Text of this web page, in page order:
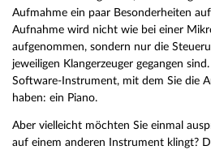
Aufmahme ein paar Besonderheiten
Aufnahme wird nicht wie bei einer
aufgenommen, sondern nur die
jeweiligen Klangerzeuger gegangen
Software-Instrument, mit dem Sie die
haben: ein Piano.
Aber vielleicht möchten Sie einmal
auf einem anderen Instrument klingt?